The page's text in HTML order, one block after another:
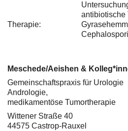
Therapie:
antibiotische
Meschede/Aeishen &
Gemeinschaftspraxis für Urologie
Andrologie,
medikamentöse Tumortherapie
Wittener Straße 40
44575 Castrop-Rauxel